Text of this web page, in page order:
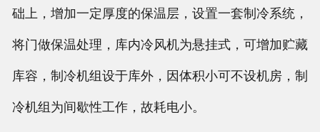
础上，增加一定厚度的保温层，设置一套制冷系统，
将门做保温处理，库内冷风机为悬挂式，可增加贮藏
库容，制冷机组设于库外，因体积小可不设机房，制
冷机组为间歇性工作，故耗电小。